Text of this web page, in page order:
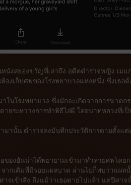
หนังสยองขวัญที่เล่าถึง อดีตตำรวจหญิง เม
งเก็บศพของโรงพยาบาลแห่งหนึ่ง ซึ่งเธอ
ในโรงพยาบาล ซึ่งมักจะเกิดจากการฆาต
ยระหว่างการทำพิธีไล่ผี โดยบาทหลวงที่เป็
มานั้น ตำรวจลงบันทึกประวัติการตายตั้งแต่
องฮันน่าได้พยายามเข้ามาทำลายศพโดยก
ากเดิมที่มีรอยแผลบาด ผ่านไปก็พบว่าแผล
จเข้าสิง ถึงแม้ว่าเธอตายไปแล้ว แต่ปีศาจ